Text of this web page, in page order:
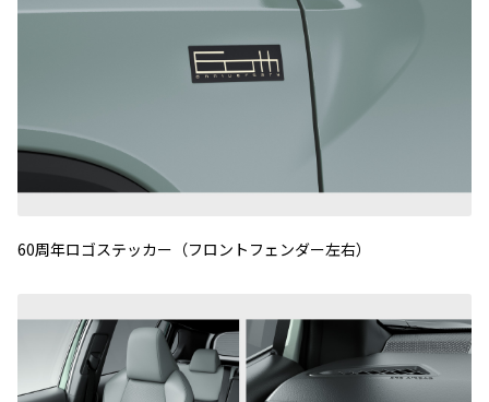
60周年ロゴステッカー（フロントフェンダー左右）